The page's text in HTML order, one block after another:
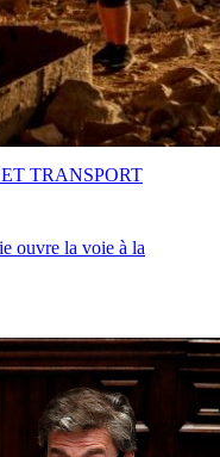
ouvre la voie à la
TRANSPORT